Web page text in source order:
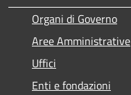
Organi di Governo
Aree Amministrative
Uffici
Enti e fondazioni